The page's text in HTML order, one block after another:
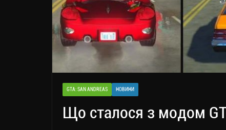
GTA: SAN ANDREAS НОВИНИ
Що сталося з модом